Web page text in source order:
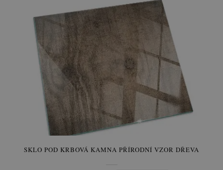
SKLO POD KRBOVÁ KAMNA PŘÍRODNÍ VZOR DŘEVA